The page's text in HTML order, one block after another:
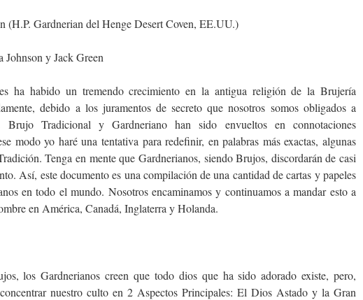
(H.P. Gardnerian del Henge Desert Coven, EE.UU.)
y Jack Green
ha habido un tremendo crecimiento en la antigua religión de la Brujería
debido a los juramentos de secreto que nosotros somos obligados a
Brujo Tradicional y Gardneriano han sido envueltos en connotaciones
modo yo haré una tentativa para redefinir, en palabras más exactas, algunas
Tenga en mente que Gardnerianos, siendo Brujos, discordarán de casi
Así, este documento es una compilación de una cantidad de cartas y papeles
en todo el mundo. Nosotros encaminamos y continuamos a mandar esto a
en América, Canadá, Inglaterra y Holanda.
los Gardnerianos creen que todo dios que ha sido adorado existe, pero,
nuestro culto en 2 Aspectos Principales: El Dios Astado y la Gran